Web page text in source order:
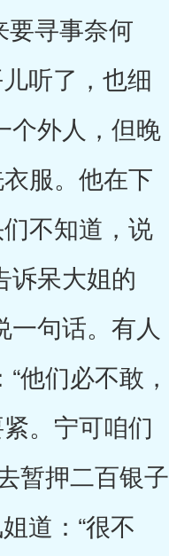
要寻事奈何
听了，也细
个外人，但晚
服。他在下
不知道，说
诉呆大姐的
一句话。有人
他们必不敢，
。宁可咱们
暂押二百银子
道：“很不